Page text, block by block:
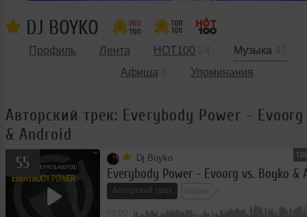
DJ BOYKO
Профиль Лента HOT100 Музыка
Афиша
Упоминания
Авторский трек: Everybody Power -
& Android
55 Dj Boyko
Everybody Power - Evoorg vs. Boyko &
Авторский трек House